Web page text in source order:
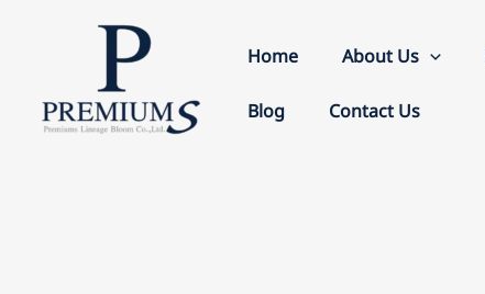
Home About Us
Blog Contact Us